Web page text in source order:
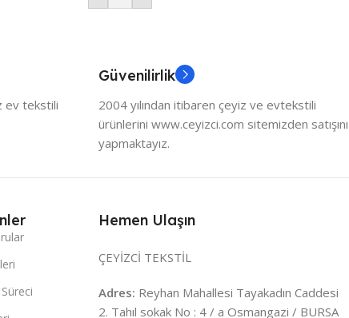
ev tekstili
Güvenilirlik
2004 yılından itibaren çeyiz ve evtekstili
ürünlerini www.ceyizci.com sitemizden satışını
yapmaktayız.
Hemen Ulaşın
ÇEYİZCİ TEKSTİL
Adres: Reyhan Mahallesi Tayakadın Caddesi
2. Tahıl sokak No : 4 / a Osmangazi / BURSA